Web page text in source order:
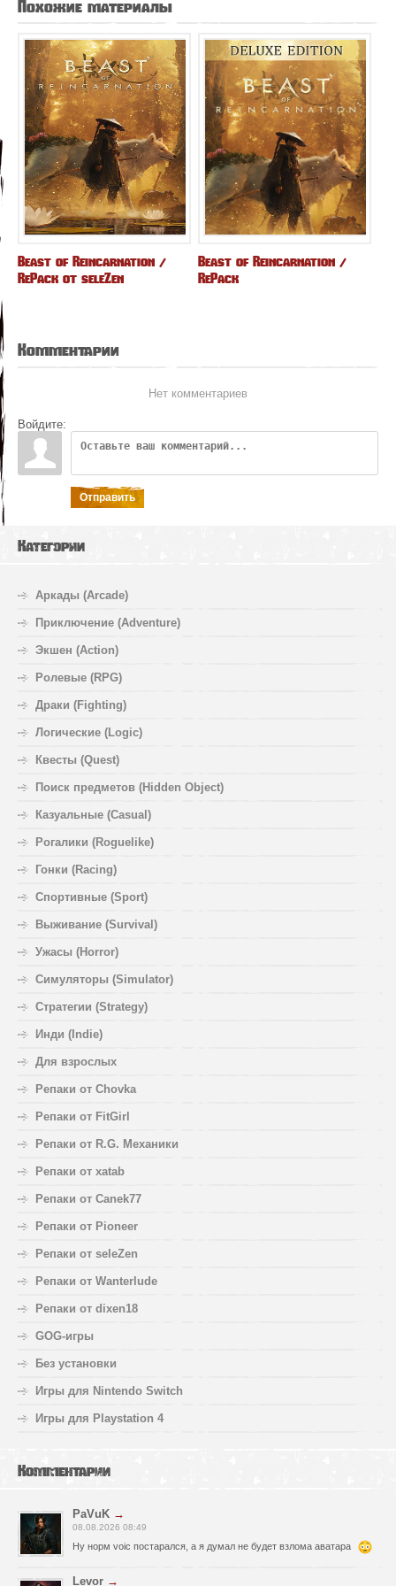
Похожие материалы
Beast of Reincarnation /
RePack от seleZen
Beast of Reincarnation /
RePack
Комментарии
Нет комментариев
Войдите:
Отправить
Категории
Аркады (Arcade)
Приключение (Adventure)
Экшен (Action)
Ролевые (RPG)
Драки (Fighting)
Логические (Logic)
Квесты (Quest)
Поиск предметов (Hidden Object)
Казуальные (Casual)
Рогалики (Roguelike)
Гонки (Racing)
Спортивные (Sport)
Выживание (Survival)
Ужасы (Horror)
Симуляторы (Simulator)
Стратегии (Strategy)
Инди (Indie)
Для взрослых
Репаки от Chovka
Репаки от FitGirl
Репаки от R.G. Механики
Репаки от xatab
Репаки от Canek77
Репаки от Pioneer
Репаки от seleZen
Репаки от Wanterlude
Репаки от dixen18
GOG-игры
Без установки
Игры для Nintendo Switch
Игры для Playstation 4
Комментарии
PaVuK →
08.08.2026 08:49
Ну норм voic постарался, а я думал не будет взлома аватара
Levor →